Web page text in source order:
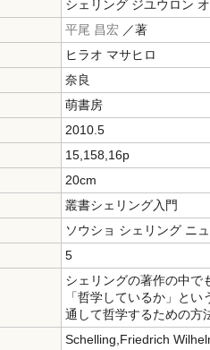
シェリング ジユウロン
平尾 昌宏 ／著
ヒラオ マサヒロ
奈良
萌書房
2010.5
15,158,16p
20cm
叢書シェリング入門
ソウショ シェリング ニ
5
シェリングの著作の中で
「哲学しているか」と
通して哲学するための方
Schelling,Friedrich